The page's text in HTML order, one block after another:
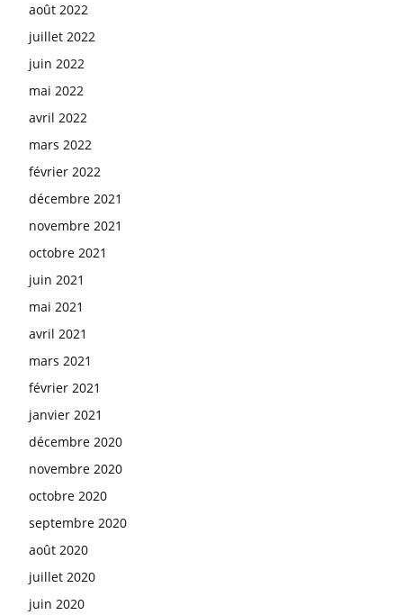
août 2022
juillet 2022
juin 2022
mai 2022
avril 2022
mars 2022
février 2022
décembre 2021
novembre 2021
octobre 2021
juin 2021
mai 2021
avril 2021
mars 2021
février 2021
janvier 2021
décembre 2020
novembre 2020
octobre 2020
septembre 2020
août 2020
juillet 2020
juin 2020